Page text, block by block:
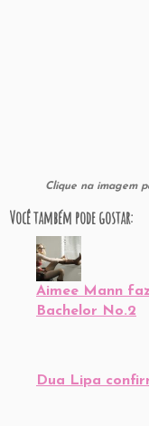
Dua Lipa
Leila Diniz
São Paulo